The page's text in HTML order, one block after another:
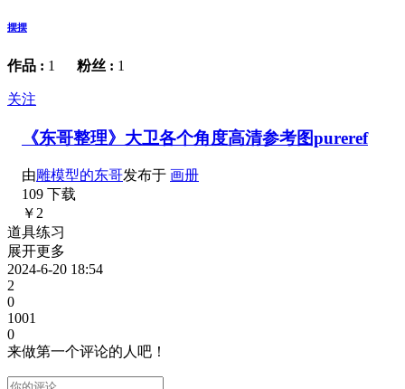
摆摆
作品 : 1 粉丝 : 1
关注
《东哥整理》大卫各个角度高清参考图pureref
由雕模型的东哥发布于 画册
109 下载
￥2
道具练习
展开更多
2024-6-20 18:54
2
0
1001
0
来做第一个评论的人吧！